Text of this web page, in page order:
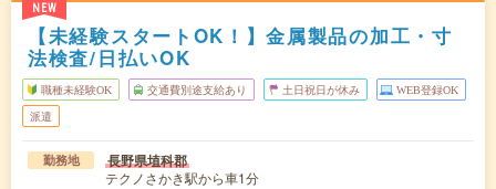
NEW
【未経験スタートOK！】金属製品の加工・寸
法検査/日払いOK
職種未経験OK 交通費別途支給あり 土日祝日が休み WEB登録OK
派遣
勤務地 長野県埴科郡
テクノさかき駅から車1分